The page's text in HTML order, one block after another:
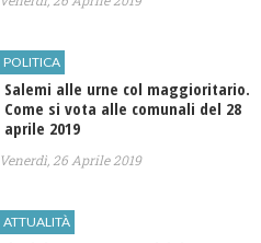
POLITICA
Salemi alle urne col maggioritario.
Come si vota alle comunali del 28
aprile 2019
Venerdì, 26 Aprile 2019
ATTUALITÀ